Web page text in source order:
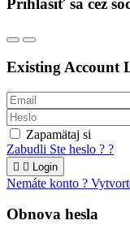
Prihlásiť sa cez
Existing Account
Zapamätaj si
Zabudli Ste heslo ? ?
  Login
Nemáte konto ?
Obnova hesla